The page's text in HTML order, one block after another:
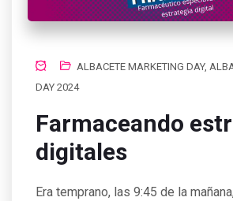
ALBACETE MARKETING DAY,
DAY 2024
Farmaceando
digitales
Era temprano, las 9:45 de la